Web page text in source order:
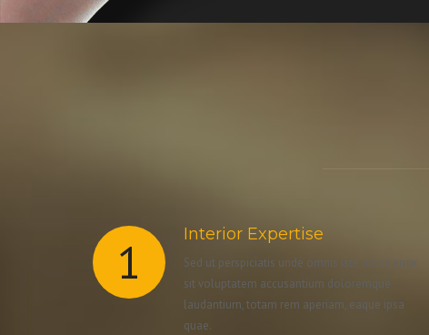
1 Interior Expertise
Sed ut perspiciatis unde omnis iste natus error
sit voluptatem accusantium doloremque
laudantium, totam rem aperiam, eaque ipsa
quae.